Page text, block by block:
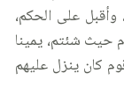
على الحكم،
حيث شئتم، يمينا
كان ينزل عليهم